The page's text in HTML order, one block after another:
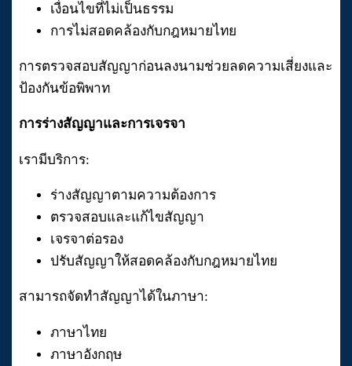
เงื่อนไขที่ไม่เป็นธรรม
การไม่สอดคล้องกับกฎหมายไทย
การตรวจสอบสัญญาก่อนลงนามช่วยลดความเสี่ยงและ
ป้องกันข้อพิพาท
การร่างสัญญาและการเจรจา
เรามีบริการ:
ร่างสัญญาตามความต้องการ
ตรวจสอบและแก้ไขสัญญา
เจรจาต่อรอง
ปรับสัญญาให้สอดคล้องกับกฎหมายไทย
สามารถจัดทำสัญญาได้ในภาษา:
ภาษาไทย
ภาษาอังกฤษ